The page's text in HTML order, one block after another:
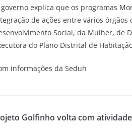
governo explica que os programas
de ações entre vários
Social, da Mulher, de
do Plano Distrital de
informações da Seduh
Golfinho volta com